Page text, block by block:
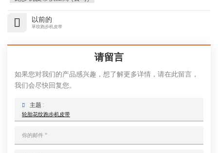
以前的
草纹跑步机皮带
请留言
如果您对我们的产品感兴趣，想了解更多详情，请在此留言，
我们会尽快回复您。
主题 :
轮胎花纹跑步机皮带